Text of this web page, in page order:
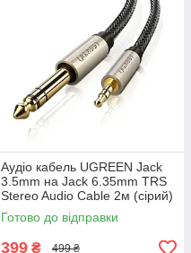
Аудіо кабель UGREEN Jack
3.5mm на Jack 6.35mm TRS
Stereo Audio Cable 2м (сірий)
AV127
Готово до відправки
399 ₴ 499 ₴